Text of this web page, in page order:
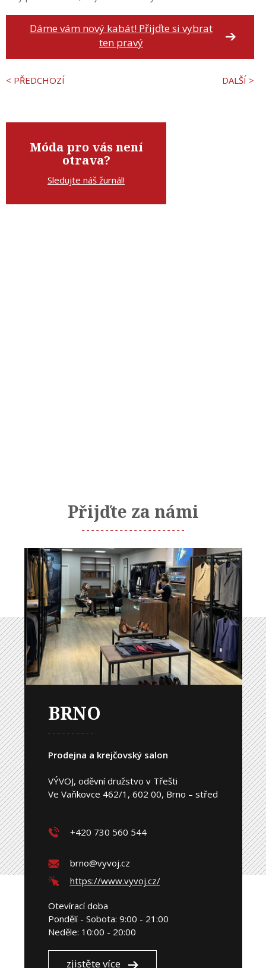
Dáme vám nový kabát! Přijďte si vybrat
ten pravý
< PŘEDCHOZÍ DALŠÍ >
Móda pro vás není
otrava?
Sledujte náš žurnál!
Přijďte za námi
BRNO
Prodejna a krejčovský salon
VÝVOJ, oděvní družstvo v Třešti
Ve Vaňkovce 462/1, 602 00, Brno – střed
+420 730 560 544
brno@vyvoj.cz
https://www.vyvoj.cz/
Otevírací doba
Pondělí - Sobota: 9:00 - 21:00
Neděle: 10:00 - 20:00
zjistěte více